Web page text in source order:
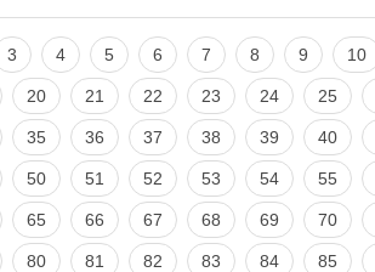
3 4 5 6 7 8 9 10
20 21 22 23 24 25
35 36 37 38 39 40
50 51 52 53 54 55
65 66 67 68 69 70
80 81 82 83 84 85